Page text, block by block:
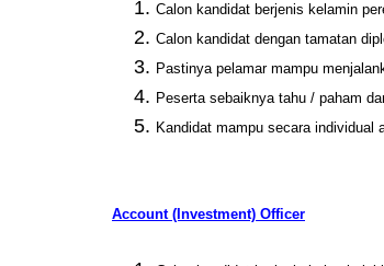
Calon kandidat berjenis kelamin
Calon kandidat dengan tamatan
Pastinya pelamar mampu
Peserta sebaiknya tahu / paham
Kandidat mampu secara individual
Account (Investment) Officer